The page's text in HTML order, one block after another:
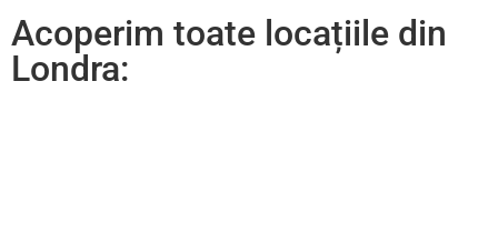
Acoperim toate locațiile din
Londra: